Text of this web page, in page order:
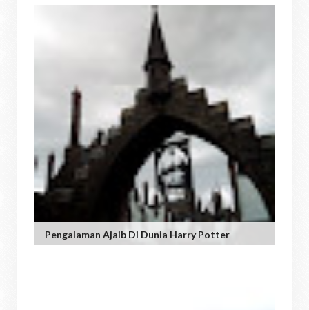
Pengalaman Ajaib Di Dunia Harry Potter